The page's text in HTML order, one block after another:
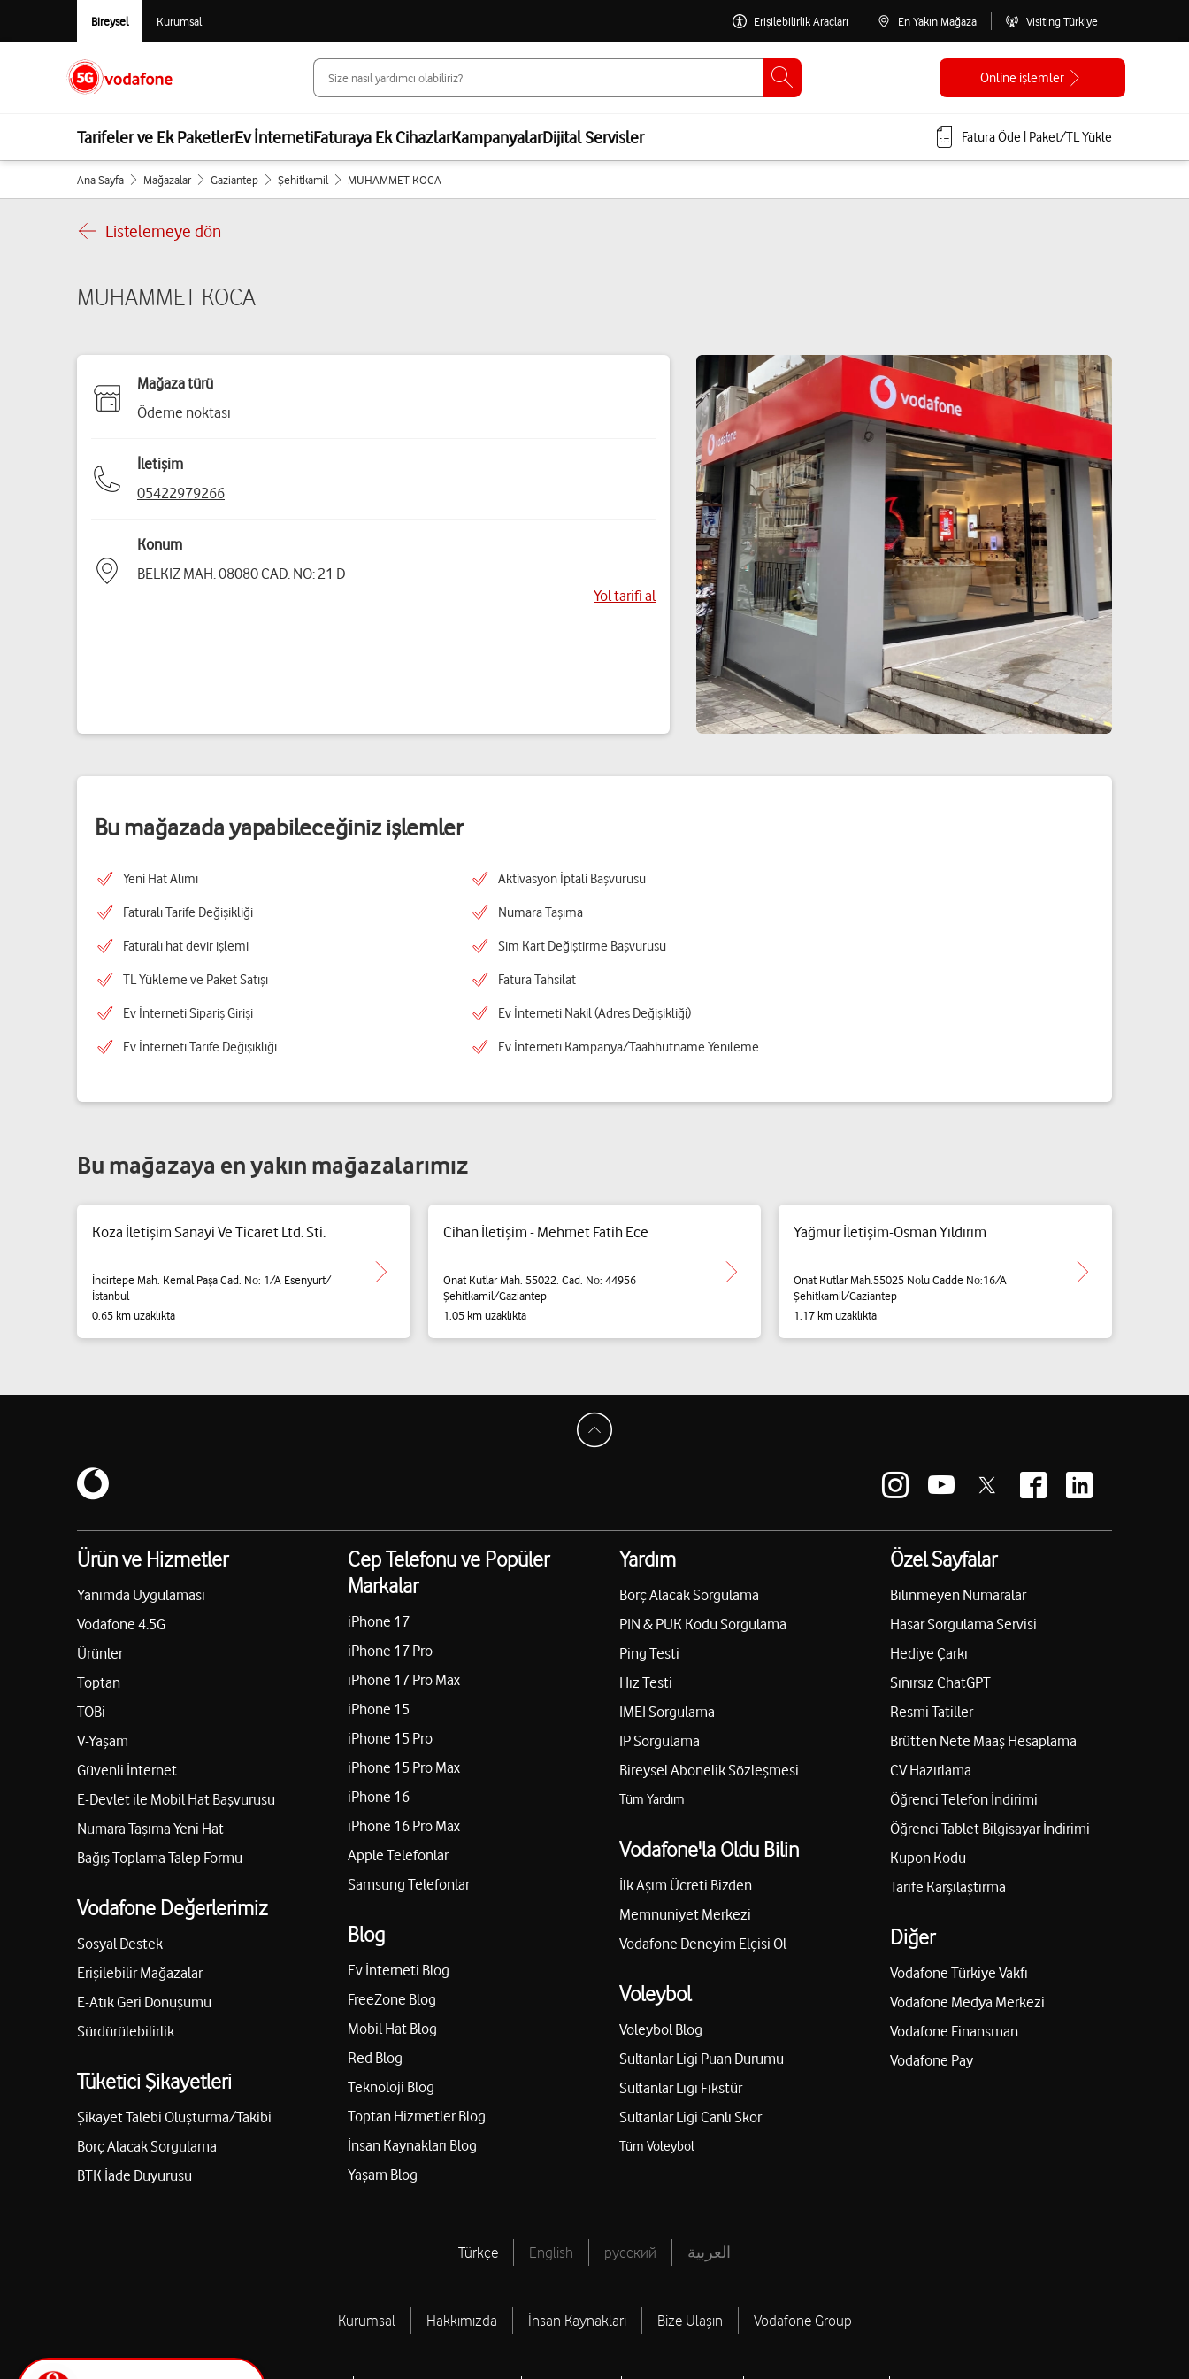
Bireysel Kurumsal Erişilebilirlik Araçları En Yakın Mağaza Visiting Türkiye
Online işlemler
Tarifeler ve Ek PaketlerEv İnternetiFaturaya Ek CihazlarKampanyalarDijital Servisler Fatura Öde | Paket/TL Yükle
Ana Sayfa Mağazalar Gaziantep Şehitkamil MUHAMMET KOCA
Listelemeye dön
MUHAMMET KOCA
Mağaza türü
Ödeme noktası
İletişim
05422979266
Konum
BELKIZ MAH. 08080 CAD. NO: 21 D
Yol tarifi al
Bu mağazada yapabileceğiniz işlemler
Yeni Hat Alımı Aktivasyon İptali Başvurusu
Faturalı Tarife Değişikliği Numara Taşıma
Faturalı hat devir işlemi Sim Kart Değiştirme Başvurusu
TL Yükleme ve Paket Satışı Fatura Tahsilat
Ev İnterneti Sipariş Girişi Ev İnterneti Nakil (Adres Değişikliği)
Ev İnterneti Tarife Değişikliği Ev İnterneti Kampanya/Taahhütname Yenileme
Bu mağazaya en yakın mağazalarımız
Koza İletişim Sanayi Ve Ticaret Ltd. Sti.
İncirtepe Mah. Kemal Paşa Cad. No: 1/A Esenyurt/
İstanbul
0.65 km uzaklıkta
Cihan İletişim - Mehmet Fatih Ece
Onat Kutlar Mah. 55022. Cad. No: 44956
Şehitkamil/Gaziantep
1.05 km uzaklıkta
Yağmur İletişim-Osman Yıldırım
Onat Kutlar Mah.55025 Nolu Cadde No:16/A
Şehitkamil/Gaziantep
1.17 km uzaklıkta
Ürün ve Hizmetler
Yanımda Uygulaması
Vodafone 4.5G
Ürünler
Toptan
TOBi
V-Yaşam
Güvenli İnternet
E-Devlet ile Mobil Hat Başvurusu
Numara Taşıma Yeni Hat
Bağış Toplama Talep Formu
Vodafone Değerlerimiz
Sosyal Destek
Erişilebilir Mağazalar
E-Atık Geri Dönüşümü
Sürdürülebilirlik
Tüketici Şikayetleri
Şikayet Talebi Oluşturma/Takibi
Borç Alacak Sorgulama
BTK İade Duyurusu
Cep Telefonu ve Popüler
Markalar
iPhone 17
iPhone 17 Pro
iPhone 17 Pro Max
iPhone 15
iPhone 15 Pro
iPhone 15 Pro Max
iPhone 16
iPhone 16 Pro Max
Apple Telefonlar
Samsung Telefonlar
Blog
Ev İnterneti Blog
FreeZone Blog
Mobil Hat Blog
Red Blog
Teknoloji Blog
Toptan Hizmetler Blog
İnsan Kaynakları Blog
Yaşam Blog
Yardım
Borç Alacak Sorgulama
PIN & PUK Kodu Sorgulama
Ping Testi
Hız Testi
IMEI Sorgulama
IP Sorgulama
Bireysel Abonelik Sözleşmesi
Tüm Yardım
Vodafone'la Oldu Bilin
İlk Aşım Ücreti Bizden
Memnuniyet Merkezi
Vodafone Deneyim Elçisi Ol
Voleybol
Voleybol Blog
Sultanlar Ligi Puan Durumu
Sultanlar Ligi Fikstür
Sultanlar Ligi Canlı Skor
Tüm Voleybol
Özel Sayfalar
Bilinmeyen Numaralar
Hasar Sorgulama Servisi
Hediye Çarkı
Sınırsız ChatGPT
Resmi Tatiller
Brütten Nete Maaş Hesaplama
CV Hazırlama
Öğrenci Telefon İndirimi
Öğrenci Tablet Bilgisayar İndirimi
Kupon Kodu
Tarife Karşılaştırma
Diğer
Vodafone Türkiye Vakfı
Vodafone Medya Merkezi
Vodafone Finansman
Vodafone Pay
Türkçe English русский العربية
Kurumsal Hakkımızda İnsan Kaynakları Bize Ulaşın Vodafone Group